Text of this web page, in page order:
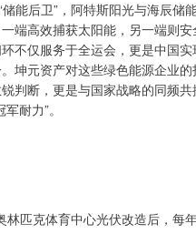
储能后卫”，阿特斯阳光与海辰储
端高效捕获太阳能，另一端则
不仅服务于全运会，更是中国实
坤元资产对这些绿色能源企业
判断，更是与国家战略的同频
耐力”。
林匹克体育中心光伏改造后，每